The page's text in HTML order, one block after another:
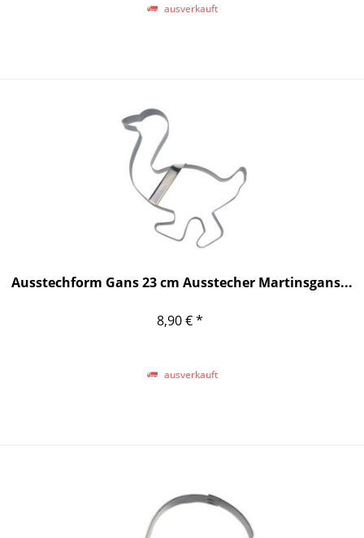
ausverkauft
Ausstechform Gans 23 cm Ausstecher Martinsgans...
8,90 € *
ausverkauft